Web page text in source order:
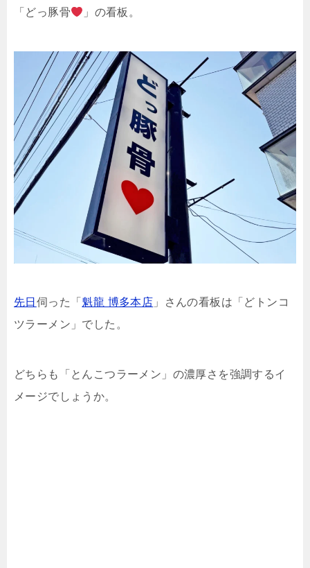
「どっ豚骨 」の看板。
先日 伺った「 魁龍 博多本店 」さんの看板は「どトンコ
ツラーメン」でした。
どちらも「とんこつラーメン」の濃厚さを強調するイ
メージでしょうか。